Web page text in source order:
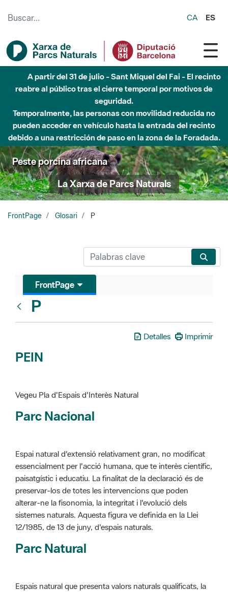
CA ES
Hasta diciembre de 2026 - Parque Fluvial Besós -
Afectaciones en el cauce del Parque Fluvial del Besòs debido
a obras de construcción de una pasarela sobre el río
Peste porcina africana
La Xarxa de Parcs Naturals
FrontPage Glosari P
Glosari
P
PEIN
Vegeu Pla d'Espais d'Interès Natural
Espai natural d'extensió relativament gran, no modificat
preservar-los de totes les intervencions que poden
alterar-ne la fisonomia, la integritat i l'evolució dels
sistemes naturals. Aquesta figura ve definida en la Llei
12/1985, de 13 de juny, d'espais naturals.
Parc Natural
Espais natural que presenta valors naturals qualificats, la
l'aprofitament ordenat de llurs recursos i l'activitat de llurs